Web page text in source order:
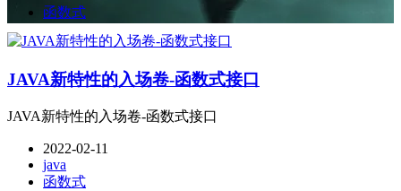
函数式
JAVA新特性的入场卷-函数式接口
JAVA新特性的入场卷-函数式接口
2022-02-11
java
函数式